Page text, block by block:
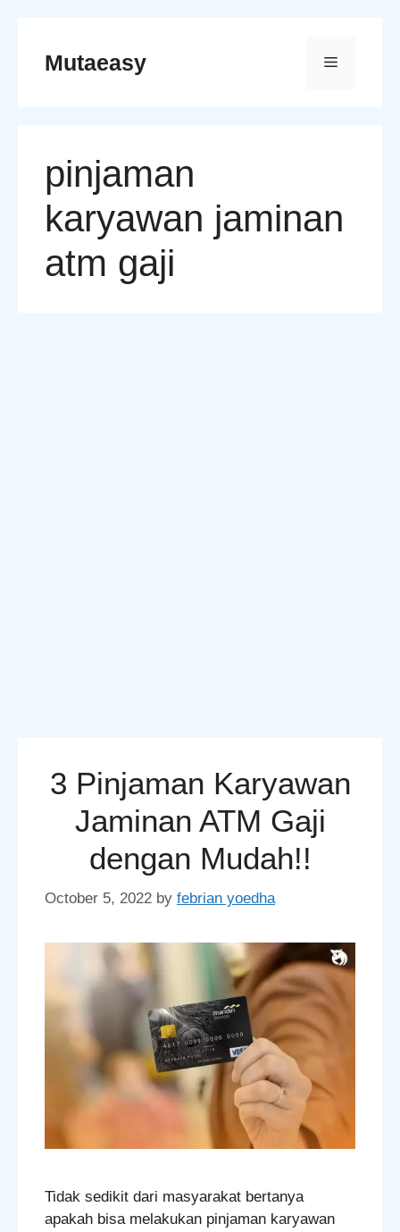
contentMutaeasy Menu
pinjaman
karyawan jaminan
atm gaji
3 Pinjaman Karyawan
Jaminan ATM Gaji
dengan Mudah!!
October 5, 2022 by febrian yoedha
Tidak sedikit dari masyarakat bertanya
apakah bisa melakukan pinjaman karyawan